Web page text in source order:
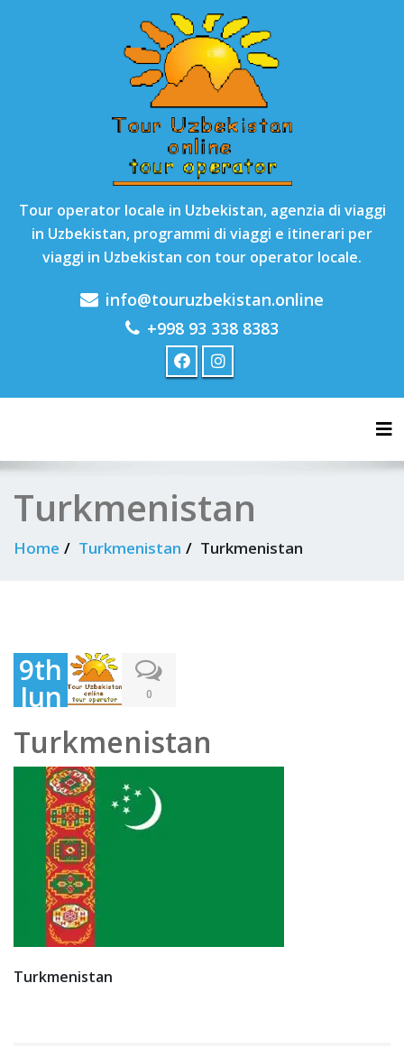
Tour operator locale in Uzbekistan, agenzia di viaggi
in Uzbekistan, programmi di viaggi e itinerari per
viaggi in Uzbekistan con tour operator locale.
info@touruzbekistan.online
+998 93 338 8383
Turkmenistan
Home Turkmenistan Turkmenistan
9th
Jun
202
0
0
Turkmenistan
Turkmenistan